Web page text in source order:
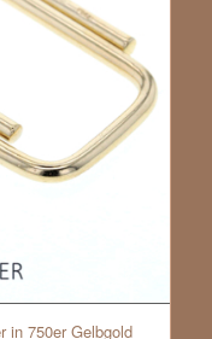
in 750er Gelbgold